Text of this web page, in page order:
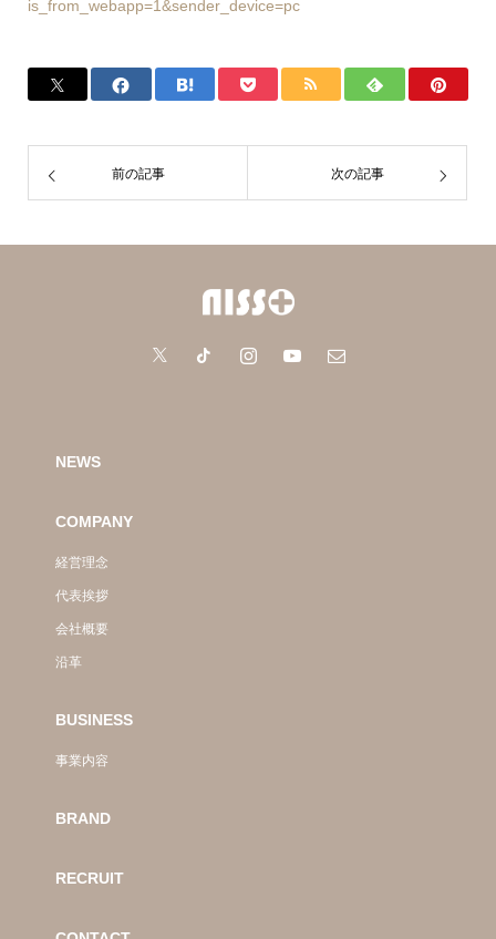
is_from_webapp=1&sender_device=pc
前の記事 次の記事
NEWS
COMPANY
経営理念
代表挨拶
会社概要
沿革
BUSINESS
事業内容
BRAND
RECRUIT